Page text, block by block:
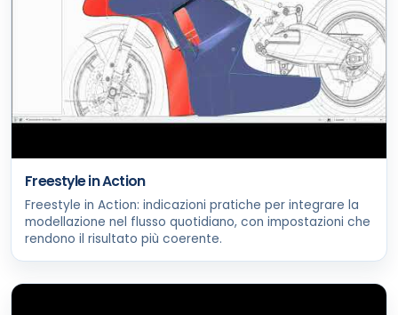
Freestyle in Action
Freestyle in Action: indicazioni pratiche per integrare la
modellazione nel flusso quotidiano, con impostazioni che
rendono il risultato più coerente.